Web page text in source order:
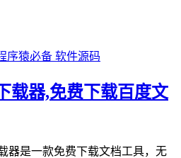
序猿必备 软件源码
载器,免费下载百度文
器是一款免费下载文档工具，无